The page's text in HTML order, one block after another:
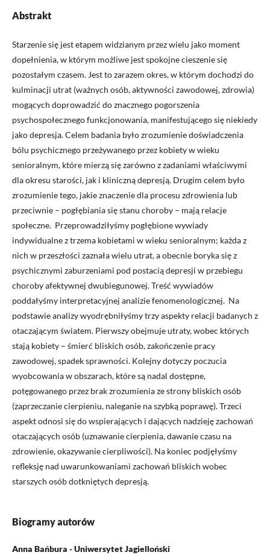
Abstrakt
Starzenie się jest etapem widzianym przez wielu jako moment
dopełnienia, w którym możliwe jest spokojne cieszenie się
pozostałym czasem. Jest to zarazem okres, w którym dochodzi do
kulminacji utrat (ważnych osób, aktywności zawodowej, zdrowia)
mogących doprowadzić do znacznego pogorszenia
psychospołecznego funkcjonowania, manifestującego się niekiedy
jako depresja. Celem badania było zrozumienie doświadczenia
bólu psychicznego przeżywanego przez kobiety w wieku
senioralnym, które mierzą się zarówno z zadaniami właściwymi
dla okresu starości, jak i kliniczną depresją. Drugim celem było
zrozumienie tego, jakie znaczenie dla procesu zdrowienia lub
przeciwnie – pogłębiania się stanu choroby – mają relacje
społeczne. Przeprowadziłyśmy pogłębione wywiady
indywidualne z trzema kobietami w wieku senioralnym; każda z
nich w przeszłości zaznała wielu utrat, a obecnie boryka się z
psychicznymi zaburzeniami pod postacią depresji w przebiegu
choroby afektywnej dwubiegunowej. Treść wywiadów
poddałyśmy interpretacyjnej analizie fenomenologicznej. Na
podstawie analizy wyodrębniłyśmy trzy aspekty relacji badanych z
otaczającym światem. Pierwszy obejmuje utraty, wobec których
stają kobiety – śmierć bliskich osób, zakończenie pracy
zawodowej, spadek sprawności. Kolejny dotyczy poczucia
wyobcowania w obszarach, które są nadal dostępne,
potęgowanego przez brak zrozumienia ze strony bliskich osób
(zaprzeczanie cierpieniu, naleganie na szybką poprawę). Trzeci
aspekt odnosi się do wspierających i dających nadzieję zachowań
otaczających osób (uznawanie cierpienia, dawanie czasu na
zdrowienie, okazywanie cierpliwości). Na koniec podjęłyśmy
refleksję nad uwarunkowaniami zachowań bliskich wobec
starszych osób dotkniętych depresją.
Biogramy autorów
Anna Bańbura - Uniwersytet Jagielloński